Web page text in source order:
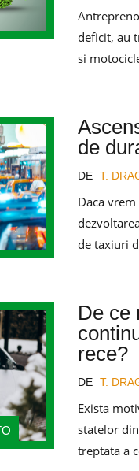
deficit, au
si
de
DE T.
Daca
de taxiuri
De ce
rece?
DE T.
Exista
statelor
treptata a